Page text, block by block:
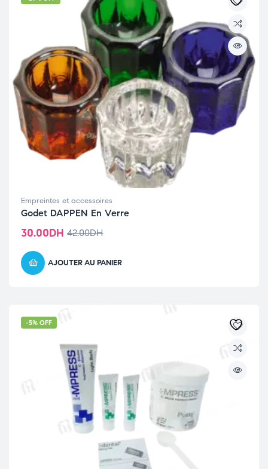
Empreintes et accessoires
Godet DAPPEN En Verre
42.00DH
30.00DH
AJOUTER AU PANIER
-5% OFF